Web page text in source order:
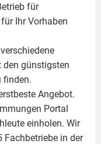
für
Ihr Vorhaben
den günstigsten
finden.
Angebot.
Portal
einholen. Wir
Fachbetriebe in der